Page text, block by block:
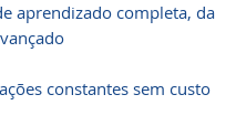
aprendizado completa, da
constantes sem custo